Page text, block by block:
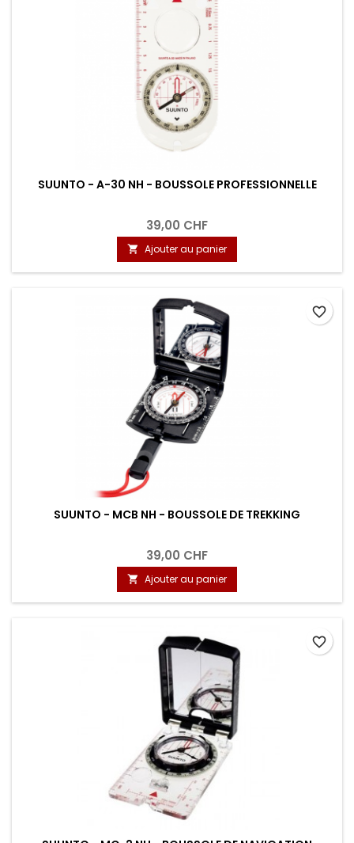
SUUNTO - A-30 NH - BOUSSOLE PROFESSIONNELLE
39,00 CHF
 Ajouter au panier
SUUNTO - MCB NH - BOUSSOLE DE TREKKING
39,00 CHF
 Ajouter au panier
favorite_border
favorite_border